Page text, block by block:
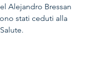
Alejandro Bressan
stati ceduti alla